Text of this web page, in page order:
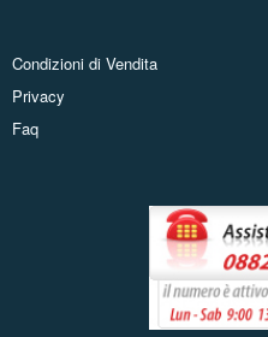
Condizioni di Vendita
Privacy
Faq